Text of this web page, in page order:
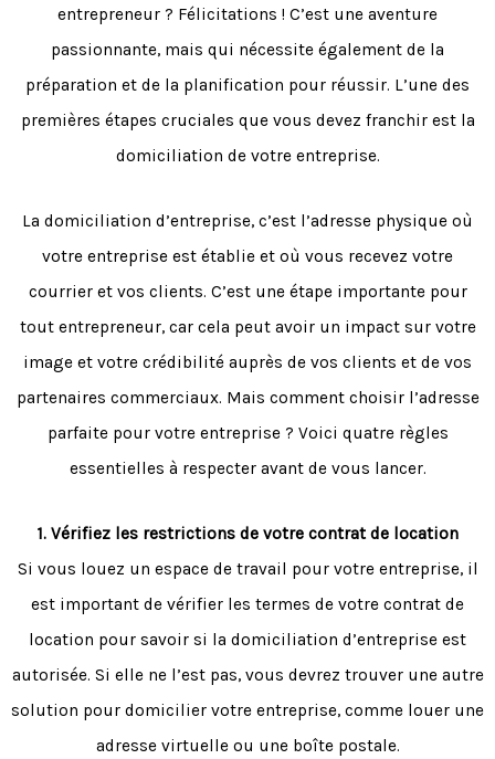
entrepreneur ? Félicitations ! C’est une aventure
passionnante, mais qui nécessite également de la
préparation et de la planification pour réussir. L’une des
premières étapes cruciales que vous devez franchir est la
domiciliation de votre entreprise.
La domiciliation d’entreprise, c’est l’adresse physique où
votre entreprise est établie et où vous recevez votre
courrier et vos clients. C’est une étape importante pour
tout entrepreneur, car cela peut avoir un impact sur votre
image et votre crédibilité auprès de vos clients et de vos
partenaires commerciaux. Mais comment choisir l’adresse
parfaite pour votre entreprise ? Voici quatre règles
essentielles à respecter avant de vous lancer.
1. Vérifiez les restrictions de votre contrat de location
Si vous louez un espace de travail pour votre entreprise, il
est important de vérifier les termes de votre contrat de
location pour savoir si la domiciliation d’entreprise est
autorisée. Si elle ne l’est pas, vous devrez trouver une autre
solution pour domicilier votre entreprise, comme louer une
adresse virtuelle ou une boîte postale.